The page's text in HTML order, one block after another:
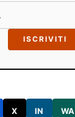
ISCRIVITI
X IN WA